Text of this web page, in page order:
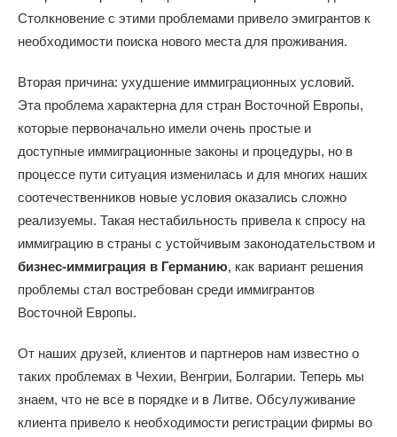
Столкновение с этими проблемами привело эмигрантов к
необходимости поиска нового места для проживания.
Вторая причина: ухудшение иммиграционных условий.
Эта проблема характерна для стран Восточной Европы,
которые первоначально имели очень простые и
доступные иммиграционные законы и процедуры, но в
процессе пути ситуация изменилась и для многих наших
соотечественников новые условия оказались сложно
реализуемы. Такая нестабильность привела к спросу на
иммиграцию в страны с устойчивым законодательством и
бизнес-иммиграция в Германию, как вариант решения
проблемы стал востребован среди иммигрантов
Восточной Европы.
От наших друзей, клиентов и партнеров нам известно о
таких проблемах в Чехии, Венгрии, Болгарии. Теперь мы
знаем, что не все в порядке и в Литве. Обсулуживание
клиента привело к необходимости регистрации фирмы во